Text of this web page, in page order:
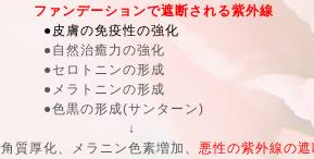
ファンデーションで遮断される紫外線
●皮膚の免疫性の強化
●自然治癒力の強化
●セロトニンの形成
●メラトニンの形成
●色黒の形成(サンターン)
↓
角質厚化、メラニン色素増加、 悪性の紫外線の遮